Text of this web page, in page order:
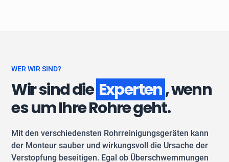
WER WIR SIND?
Wir sind die Experten, wenn
es um Ihre Rohre geht.
Mit den verschiedensten Rohrreinigungsgeräten kann
der Monteur sauber und wirkungsvoll die Ursache der
Verstopfung beseitigen. Egal ob Überschwemmungen